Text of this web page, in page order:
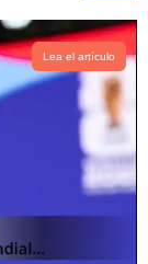
Lea el artículo